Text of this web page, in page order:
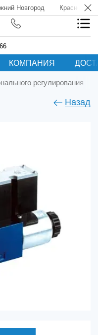
Новгород Краснодар
КОМПАНИЯ
регулирования
Назад